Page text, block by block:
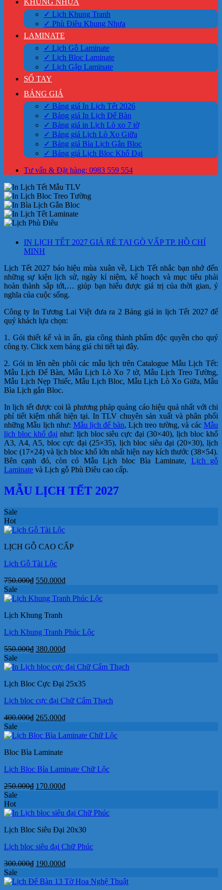
KHUNG NHỰA
✓ Lịch Khung Tranh
✓ Phù Điêu Khung Nhựa
LAMINATE
✓ Lịch Gỗ Laminate
✓ Lịch Bloc Laminate
✓ Lịch Gập Laminate
SỔ TAY
BẢNG GIÁ
✓ Bảng giá In Lịch Tết 2026
✓ Bảng giá In Lịch Để Bàn
✓ Bảng giá in Lịch Lò xo 7 tờ
✓ Bảng giá Lịch Lò Xo Giữa
✓ Bảng giá Bìa Lịch Gắn Bloc
✓ Bảng giá Lịch Bloc Khổ Đại
Tư vấn & Đặt hàng: 0983 559 554
IN LỊCH TẾT 2027 GIÁ RẺ TẠI GÒ VẤP TP. HỒ CHÍ
MINH
Lịch Tết 2027 báo hiệu mùa xuân về, Lịch Tết nhắc bạn nhớ đến
những sự kiện lịch sử, ngày kỉ niệm, kế hoạch và mục tiêu phải
hoàn thành sắp tới,… giúp bạn hiểu được giá trị của thời gian, ý
nghĩa của cuộc sống.
Công ty In Tương Lai Việt đưa ra 2 Bảng giá in lịch Tết 2027 để
quý khách lựa chọn:
1. Gói thiết kế và in ấn, gia công thành phẩm độc quyền cho quý
công ty. Click xem bảng giá chi tiết tại đây.
2. Gói in lên nền phôi các mẫu lịch trên Catalogue Mẫu Lịch Tết:
Mẫu Lịch Để Bàn, Mẫu Lịch Lò Xo 7 tờ, Mẫu Lịch Treo Tường,
Mẫu Lịch Nẹp Thiếc, Mẫu Lịch Bloc, Mẫu Lịch Lò Xo Giữa, Mẫu
Bìa Lịch gắn Bloc.
In lịch tết được coi là phương pháp quảng cáo hiệu quả nhất với chi
phí tiết kiệm nhất hiện tại. In TLV chuyên sản xuất và phân phối
những Mẫu lịch như: Mẫu lịch để bàn, Lịch treo tường, và cácMẫu
lịch bloc khổ đại như: lịch bloc siêu cực đại (30×40), lịch bloc khổ
A3, A4, A5, bloc cực đại (25×35), lịch bloc siêu đại (20×30), lịch
bloc (17×24) và lịch bloc khổ lớn nhất hiện nay kích thước (38×54).
Bên cạnh đó, còn có Mẫu Lịch bloc Bìa Laminate, Lịch gỗ
Laminate và Lịch gỗ Phù Điêu cao cấp.
MẪU LỊCH TẾT 2027
Sale
Hot
LỊCH GỖ CAO CẤP
Lịch Gỗ Tài Lộc
750.000₫ Giá
là:
550.000₫Giá
tại
Sale
Lịch Khung Tranh
Lịch Khung Tranh Phúc Lộc
550.000₫ Giá
là:
380.000₫Giá
tại
380.000₫.
Sale
Lịch Bloc Cực Đại 25x35
Lịch bloc cực đại Chữ Cẩm Thạch
400.000₫ Giá
là:
265.000₫Giá
tại
Sale
Bloc Bìa Laminate
Lịch Bloc Bìa Laminate Chữ Lộc
250.000₫ Giá
250.000₫.
170.000₫Giá
là:
Sale
Hot
Lịch Bloc Siêu Đại 20x30
Lịch bloc siêu đại Chữ Phúc
300.000₫ Giá
là:
190.000₫Giá
tại
Sale